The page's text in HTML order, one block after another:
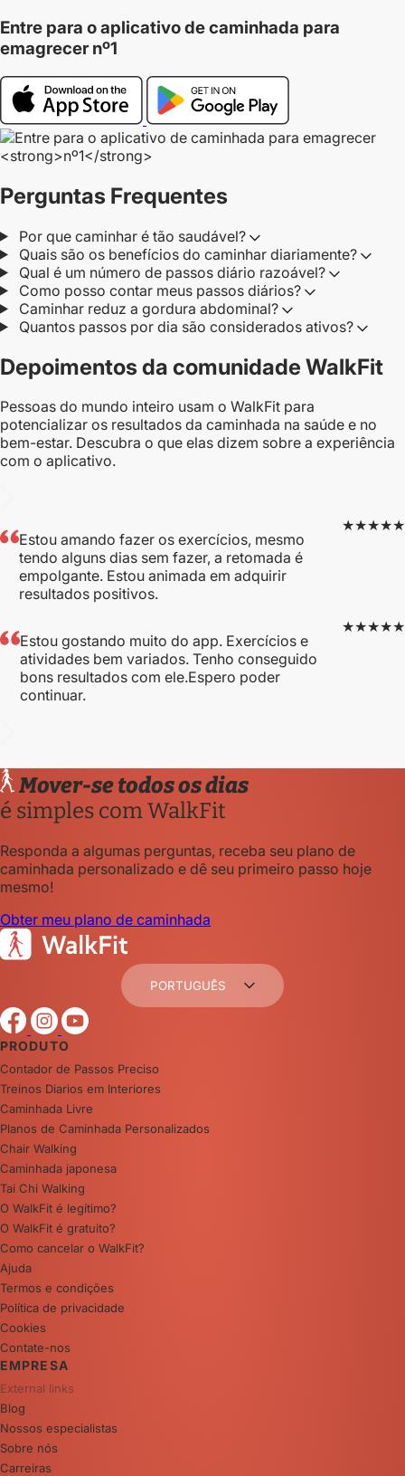
Entre para o aplicativo de caminhada para
emagrecernº1
Perguntas Frequentes
Por que caminhar é tão saudável?
Quais são os benefícios do caminhar diariamente?
Qual é um número de passos diário razoável?
Como posso contar meus passos diários?
Caminhar reduz a gordura abdominal?
Quantos passos por dia são considerados ativos?
Depoimentos da comunidade WalkFit
Pessoas do mundo inteiro usam o WalkFit para
potencializar os resultados da caminhada na saúde e no
bem-estar. Descubra o que elas dizem sobre a experiência
com o aplicativo.
Estou amando fazer os exercícios, mesmo
tendo alguns dias sem fazer, a retomada é
empolgante. Estou animada em adquirir
resultados positivos.
★★★★★
Estou gostando muito do app. Exercícios e
atividades bem variados. Tenho conseguido
bons resultados com ele.Espero poder
continuar.
★★★★★
Mover-se todos os dias
é simples com WalkFit
Responda a algumas perguntas, receba seu plano de
caminhada personalizado e dê seu primeiro passo hoje
mesmo!
Obter meu plano de caminhada
PORTUGUÊS
PRODUTO
Contador de Passos Preciso
Treinos Diarios em Interiores
Caminhada Livre
Planos de Caminhada Personalizados
Chair Walking
Caminhada japonesa
Tai Chi Walking
O WalkFit é legítimo?
O WalkFit é gratuito?
Como cancelar o WalkFit?
Ajuda
Termos e condições
Política de privacidade
Cookies
Contate-nos
EMPRESA
External links
Blog
Nossos especialistas
Sobre nós
Carreiras